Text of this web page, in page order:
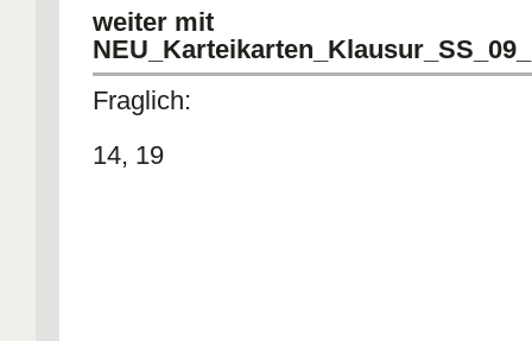
weiter mit
Fraglich:
14, 19